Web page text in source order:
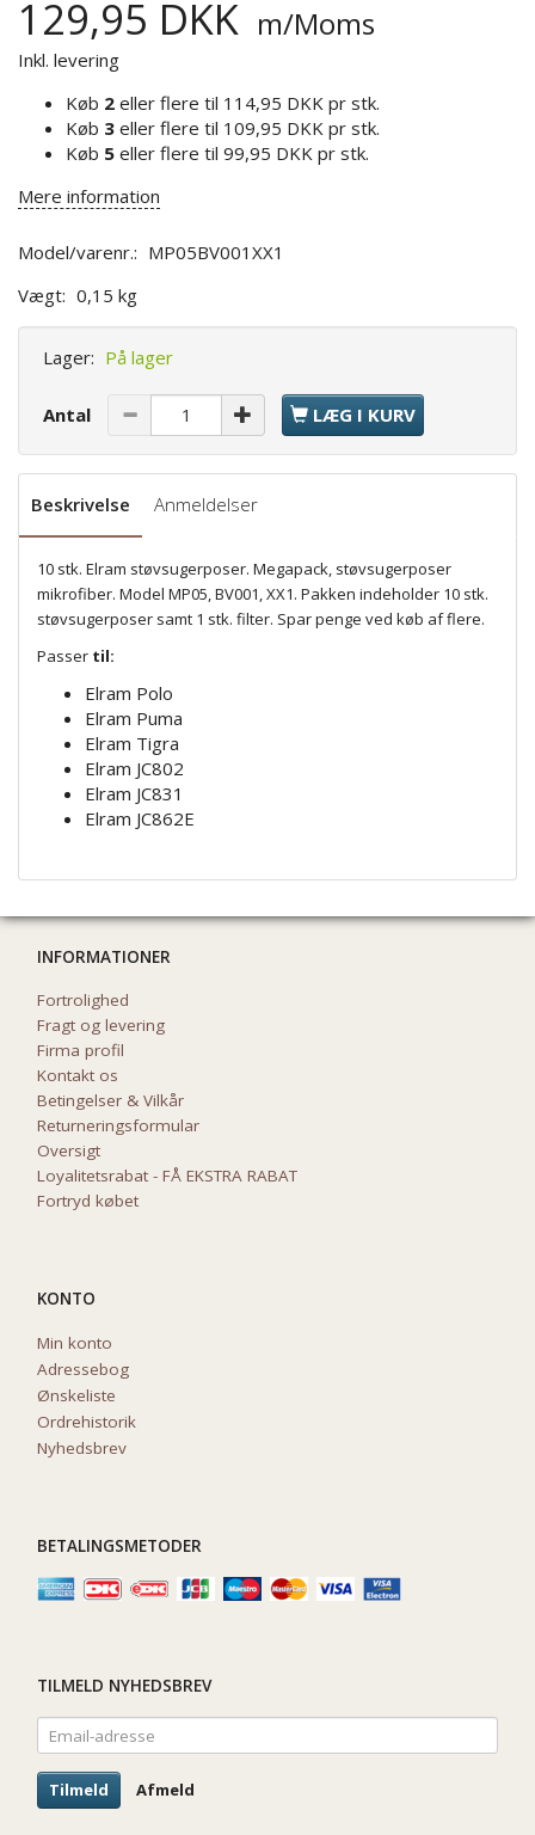
129,95 DKK m/Moms
Inkl. levering
Køb 2 eller flere til 114,95 DKK pr stk.
Køb 3 eller flere til 109,95 DKK pr stk.
Køb 5 eller flere til 99,95 DKK pr stk.
Mere information
Model/varenr.: MP05BV001XX1
Vægt: 0,15 kg
Lager: På lager
Antal LÆG I KURV
Beskrivelse Anmeldelser
10 stk. Elram støvsugerposer. Megapack, støvsugerposer
mikrofiber. Model MP05, BV001, XX1. Pakken indeholder 10 stk.
støvsugerposer samt 1 stk. filter. Spar penge ved køb af flere.
Passer til:
Elram Polo
Elram Puma
Elram Tigra
Elram JC802
Elram JC831
Elram JC862E
INFORMATIONER
Fortrolighed
Fragt og levering
Firma profil
Kontakt os
Betingelser & Vilkår
Returneringsformular
Oversigt
Loyalitetsrabat - FÅ EKSTRA RABAT
Fortryd købet
KONTO
Min konto
Adressebog
Ønskeliste
Ordrehistorik
Nyhedsbrev
BETALINGSMETODER
TILMELD NYHEDSBREV
Email-
adresse
Tilmeld
Afmeld